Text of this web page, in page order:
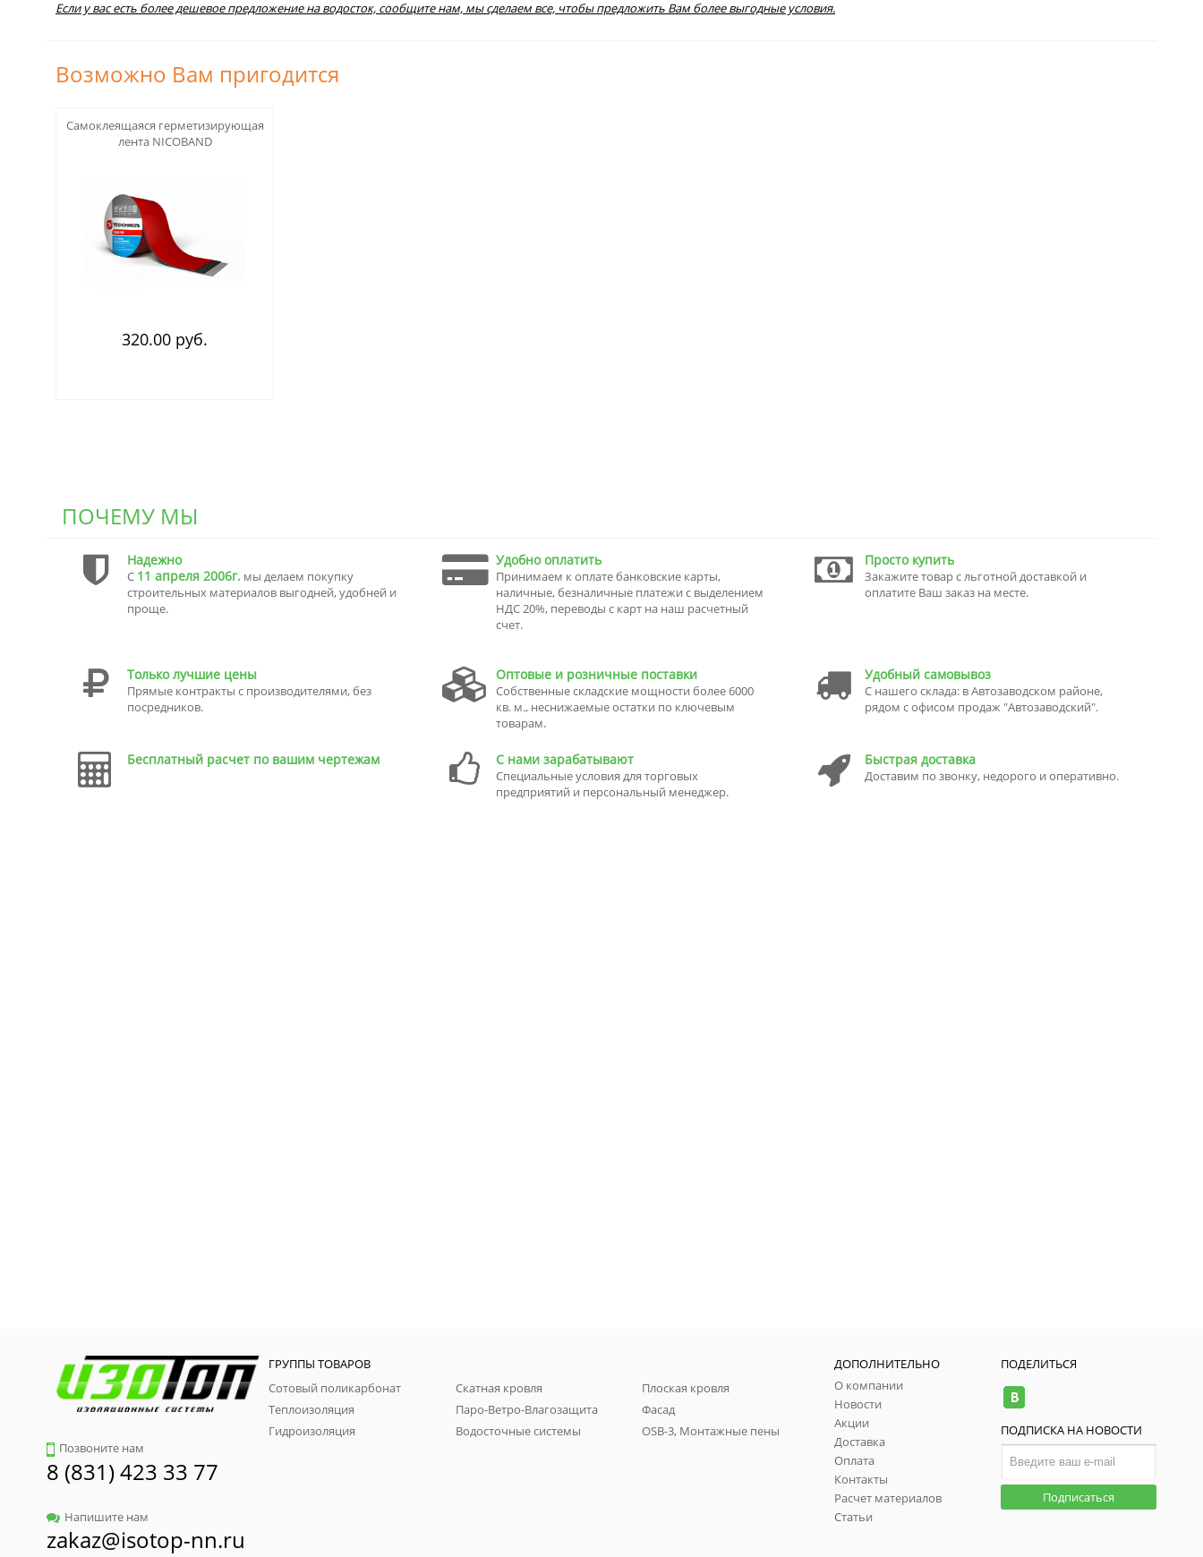
Если у вас есть более дешевое предложение на водосток, сообщите нам, мы сделаем все, чтобы предложить Вам более выгодные условия.
Возможно Вам пригодится
Самоклеящаяся герметизирующая
лента NICOBAND
320.00 руб.
ПОЧЕМУ МЫ
Надежно
С 11 апреля 2006г. мы делаем покупку
строительных материалов выгодней, удобней и
проще.
Удобно оплатить
Принимаем к оплате банковские карты,
наличные, безналичные платежи с выделением
НДС 20%, переводы с карт на наш расчетный
счет.
Просто купить
Закажите товар с льготной доставкой и
оплатите Ваш заказ на месте.
Только лучшие цены
Прямые контракты с производителями, без
посредников.
Оптовые и розничные поставки
Собственные складские мощности более 6000
кв. м., неснижаемые остатки по ключевым
товарам.
Удобный самовывоз
С нашего склада: в Автозаводском районе,
рядом с офисом продаж "Автозаводский".
Бесплатный расчет по вашим чертежам С нами зарабатывают
Специальные условия для торговых
предприятий и персональный менеджер.
Быстрая доставка
Доставим по звонку, недорого и оперативно.
Позвоните нам
8 (831) 423 33 77
Напишите нам
zakaz@isotop-nn.ru
ГРУППЫ ТОВАРОВ
Сотовый поликарбонат
Скатная кровля
Плоская кровля
Теплоизоляция
Паро-Ветро-Влагозащита
Фасад
Гидроизоляция
Водосточные системы OSB-3, Монтажные пены
ДОПОЛНИТЕЛЬНО
О компании
Новости
Акции
Доставка
Оплата
Контакты
Расчет материалов
Статьи
ПОДЕЛИТЬСЯ
ПОДПИСКА НА НОВОСТИ
Подписаться